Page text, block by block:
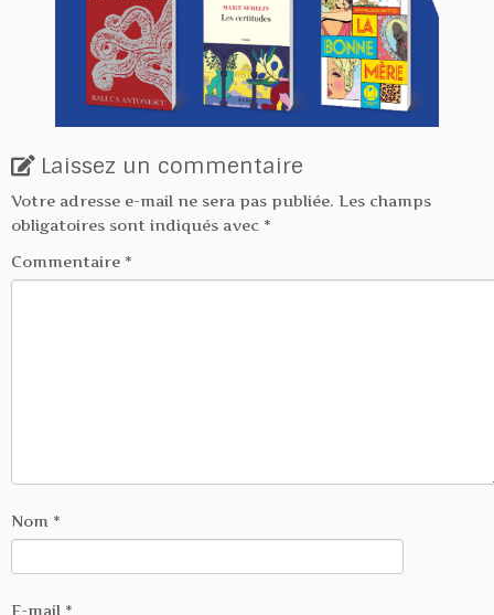
Laissez un commentaire
Votre adresse e-mail ne sera pas publiée. Les champs
obligatoires sont indiqués avec *
Commentaire *
Nom *
E-mail *